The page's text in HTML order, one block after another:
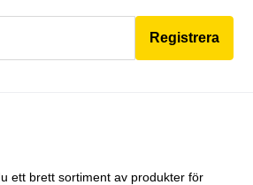
Registrera
ett brett sortiment av produkter för